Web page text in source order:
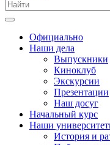
Официально
Наши дела
Выпускники
Киноклуб
Экскурсии
Презентации
Наш досуг
Начальный курс
Наши
История и